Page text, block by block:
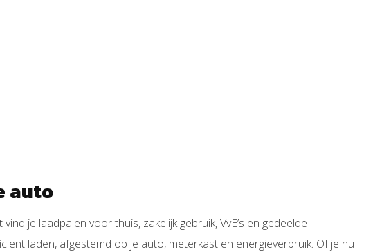
auto
je laadpalen voor thuis, zakelijk gebruik, VvE’s en gedeelde
laden, afgestemd op je auto, meterkast en energieverbruik. Of je nu